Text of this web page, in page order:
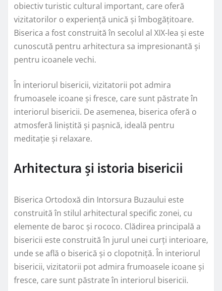
obiectiv turistic cultural important, care oferă
vizitatorilor o experiență unică și îmbogățitoare.
Biserica a fost construită în secolul al XIX-lea și este
cunoscută pentru arhitectura sa impresionantă și
pentru icoanele vechi.
În interiorul bisericii, vizitatorii pot admira
frumoasele icoane și fresce, care sunt păstrate în
interiorul bisericii. De asemenea, biserica oferă o
atmosferă liniștită și pașnică, ideală pentru
meditație și relaxare.
Arhitectura și istoria bisericii
Biserica Ortodoxă din Intorsura Buzaului este
construită în stilul arhitectural specific zonei, cu
elemente de baroc și rococo. Clădirea principală a
bisericii este construită în jurul unei curți interioare,
unde se află o biserică și o clopotniță. În interiorul
bisericii, vizitatorii pot admira frumoasele icoane și
fresce, care sunt păstrate în interiorul bisericii.